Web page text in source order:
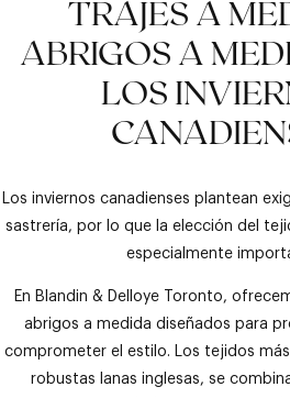
AZUL
PANTALONES
AZULES
TRAJES A
ABRIGOS A
LOS
Los inviernos canadienses plantean
sastrería, por lo que la elección del
especialmente
En Blandin & Delloye Toronto,
abrigos a medida diseñados para
comprometer el estilo. Los tejidos
robustas lanas inglesas, se